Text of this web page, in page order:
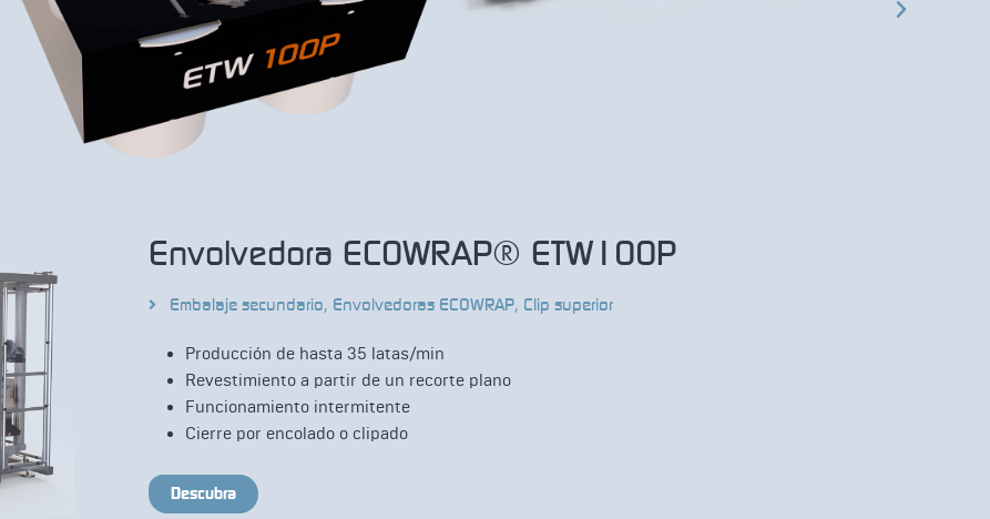
Envolvedora ECOWRAP® ETW100P
Embalaje secundario, Envolvedoras ECOWRAP, Clip superior
Producción de hasta 35 latas/min
Revestimiento a partir de un recorte plano
Funcionamiento intermitente
Cierre por encolado o clipado
Descubra